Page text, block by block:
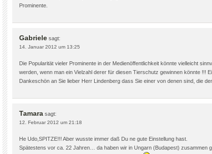
Prominente.
Gabriele sagt:
14. Januar 2012 um 13:25
Die Popularität vieler Prominente in der Medienöffentlichkeit könnte vielleicht
werden, wenn man ein Vielzahl derer für diesen Tierschutz gewinnen könnte !!!
Dankeschön an Sie lieber Herr Lindenberg dass Sie einer von denen sind, die
Tamara sagt:
12. Februar 2012 um 21:18
He Udo,SPITZE!!! Aber wusste immer daß Du ne gute Einstellung hast.
Spätestens vor ca. 22 Jahren… da haben wir in Ungarn (Budapest) zusammen